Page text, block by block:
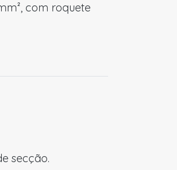
com roquete
secção.